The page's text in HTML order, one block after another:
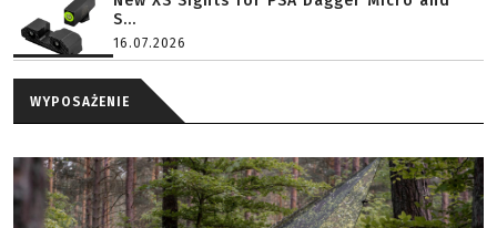
S...
16.07.2026
WYPOSAŻENIE